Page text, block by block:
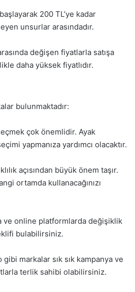
200 TL’ye kadar
unsurlar arasındadır.
değişen fiyatlarla satışa
daha yüksek fiyatlıdır.
bulunmaktadır:
çok önemlidir. Ayak
yapmanıza yardımcı olacaktır.
açısından büyük önem taşır.
ortamda kullanacağınızı
ve online platformlarda değişiklik
bulabilirsiniz.
markalar sık sık kampanya ve
terlik sahibi olabilirsiniz.